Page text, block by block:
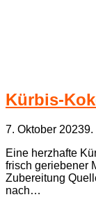
Kürbis-
7. Oktober 20239.
Eine herzhafte
frisch geriebener
Zubereitung
nach…